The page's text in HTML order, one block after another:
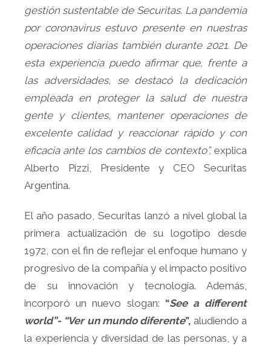
gestión sustentable de Securitas. La pandemia
por coronavirus estuvo presente en nuestras
operaciones diarias también durante 2021. De
esta experiencia puedo afirmar que, frente a
las adversidades, se destacó la dedicación
empleada en proteger la salud de nuestra
gente y clientes, mantener operaciones de
excelente calidad y reaccionar rápido y con
eficacia ante los cambios de contexto”,explica
Alberto Pizzi, Presidente y CEO Securitas
Argentina.
El año pasado, Securitas lanzó a nivel global la
primera actualización de su logotipo desde
1972, con el fin de reflejar el enfoque humano y
progresivo de la compañía y el impacto positivo
de su innovación y tecnología. Además,
incorporó un nuevo slogan: “See a different
world”- “Ver un mundo diferente”, aludiendo a
la experiencia y diversidad de las personas, y a